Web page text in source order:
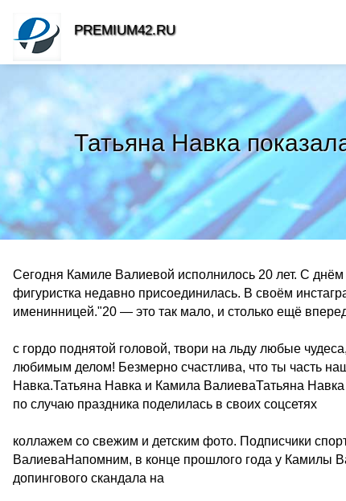
Татьяна Навка
Сегодня Камиле Валиевой исполнилось 20 лет. С
фигуристка недавно присоединилась. В своём
именинницей."20 — это так мало, и столько ещё
с гордо поднятой головой, твори на льду любые
любимым делом! Безмерно счастлива, что ты часть
Навка.Татьяна Навка и Камила ВалиеваТатьяна
по случаю праздника поделилась в своих соцсетях
коллажем со свежим и детским фото. Подписчики
ВалиеваНапомним, в конце прошлого года у Камилы
допингового скандала на
PREMIUM42.RU